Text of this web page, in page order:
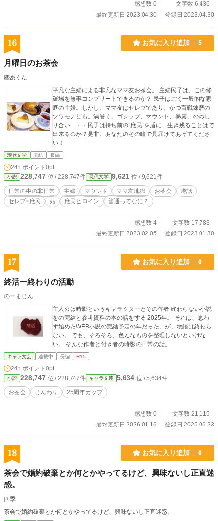
感想数 0
文字数 6,436
最終更新日 2023.04.30
登録日 2023.04.30
16 お気に入り追加 5
月曜日のお茶会
塵あくた
平凡な主婦による非凡なママ友お茶会。 主婦民子は、この修
羅場を無事コンプリートできるのか？ 民子はごく一般的な家
庭の主婦。しかし、ママ友はセレブであり、かつ百戦錬磨の
ツワモノども。渦巻く、ゴシップ、マウント、暴露、ののし
り合い・・・民子は持ち前の”庶民”を盾に、生き残ることはで
出来るのか？是非、あなたのその瞳で見届けてあげてくださ
い！
現代文学 完結 長編
24h.ポイント 0pt
小説 228,747 位 / 228,747件 現代文学 9,621 位 / 9,621件
日常の中の非日常 主婦 マウント ママ友地獄 お茶会
噂話
セレブ×庶民
姑 庶民ヒロイン 普通ってなに？
感想数 4
文字数 17,783
最終更新日 2023.02.05
登録日 2023.01.30
17 お気に入り追加 0
終活ー終わりの活動
のーまじん
主人公は時影というキャラクターとその作者 終わらない小説
をの完結と参考資料の本の話をする 2025年。 それは、思わ
ず始めたWEB小説の完結予定の年だった。が、物語は終わら
ない。 でも、そろそろ、色んなものを整理しないといけな
い。 そんな作者と付き者の時影の日常の話。
キャラ文芸 連載中 長編 R15
24h.ポイント 0pt
小説 228,747 位 / 228,747件 キャラ文芸 5,634 位 / 5,634件
お茶会 じんわり 25周年カップ
感想数 0
文字数 21,115
最終更新日 2026.01.16
登録日 2025.06.23
18 お気に入り追加 6
茶会で婚約破棄とか何とかやってるけど、興味ないし正直迷
惑。
四季
茶会で婚約破棄とか何とかやってるけど、興味ないし正直迷惑。